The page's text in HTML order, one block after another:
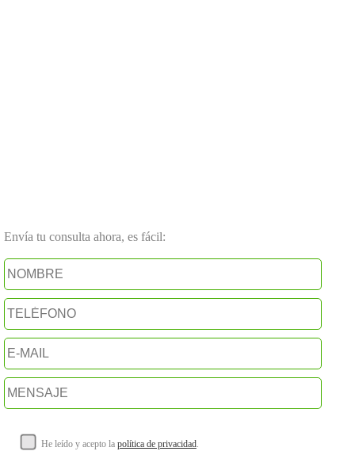
Envía tu consulta ahora, es fácil:
He leído y acepto la política de privacidad.